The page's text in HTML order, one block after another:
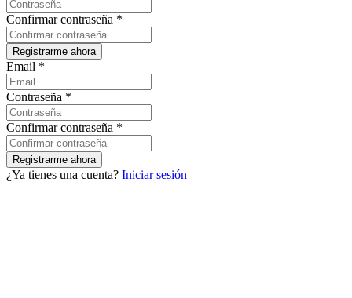
Confirmar contraseña *
Email *
Contraseña *
Confirmar contraseña *
¿Ya tienes una cuenta? Iniciar sesión